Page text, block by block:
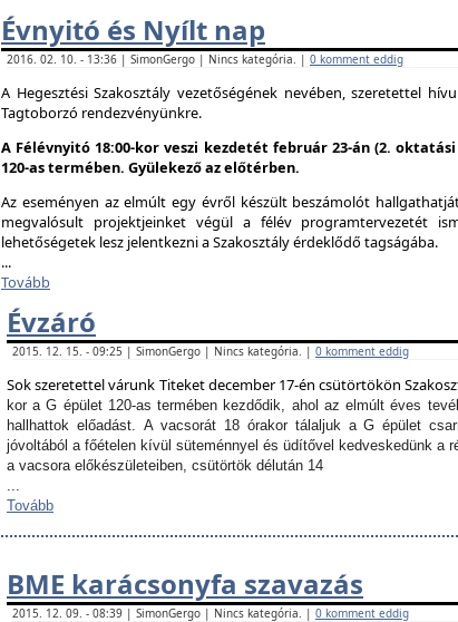
Évnyitó és Nyílt nap
2016. 02. 10. - 13:36 | SimonGergo | Nincs kategória. | 0 komment eddig
A Hegesztési Szakosztály vezetőségének nevében, szeretettel
Tagtoborzó rendezvényünkre.
A Félévnyitó 18:00-kor veszi kezdetét február 23-án (2.
120-as termében. Gyülekező az előtérben.
Az eseményen az elmúlt egy évről készült beszámolót
megvalósult projektjeinket végül a félév programtervezetét
lehetőségetek lesz jelentkezni a Szakosztály érdeklődő tagságába.
...
Tovább
Évzáró
2015. 12. 15. - 09:25 | SimonGergo | Nincs kategória. | 0 komment eddig
Sok szeretettel várunk Titeket december 17-én csütörtökön
kor a G épület 120-as termében kezdődik, ahol az elmúlt éves
hallhattok előadást. A vacsorát 18 órakor tálaljuk a G épület
jóvoltából a főételen kívül süteménnyel és üdítővel kedveskedünk a
a vacsora előkészületeiben, csütörtök délután 14
...
Tovább
BME karácsonyfa szavazás
2015. 12. 09. - 08:39 | SimonGergo | Nincs kategória. | 0 komment eddig